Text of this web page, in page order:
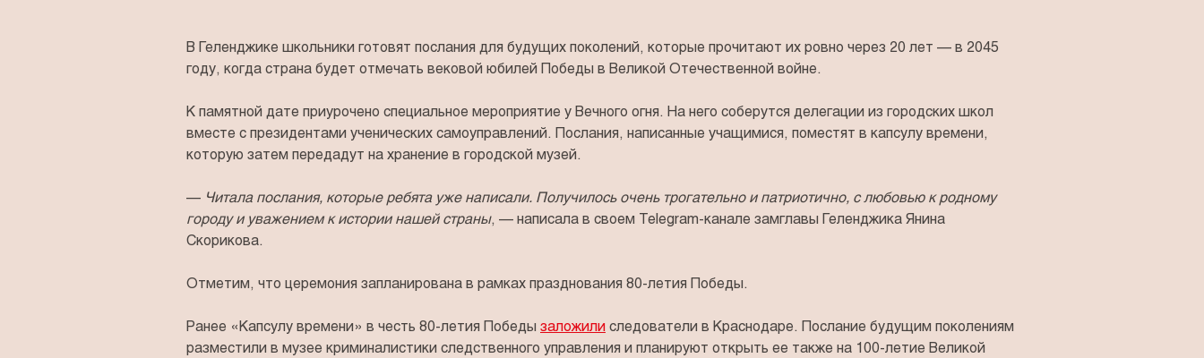
В Геленджике школьники готовят послания для будущих поколений, которые прочитают их ровно через 20 лет — в 2045
году, когда страна будет отмечать вековой юбилей Победы в Великой Отечественной войне.
К памятной дате приурочено специальное мероприятие у Вечного огня. На него соберутся делегации из городских школ
вместе с президентами ученических самоуправлений. Послания, написанные учащимися, поместят в капсулу времени,
которую затем передадут на хранение в городской музей.
— Читала послания, которые ребята уже написали. Получилось очень трогательно и патриотично, с любовью к родному
городу и уважением к истории нашей страны, — написала в своем Telegram-канале замглавы Геленджика Янина
Скорикова.
Отметим, что церемония запланирована в рамках празднования 80-летия Победы.
Ранее «Капсулу времени» в честь 80-летия Победы заложили следователи в Краснодаре. Послание будущим поколениям
разместили в музее криминалистики следственного управления и планируют открыть ее также на 100-летие Великой